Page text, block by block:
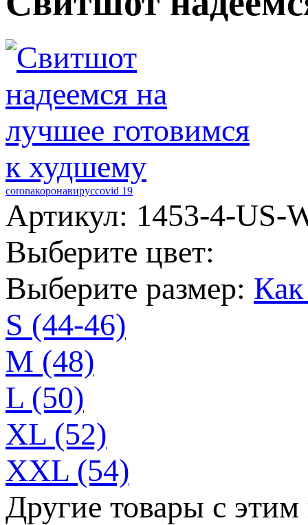
coronaкоронавирусcovid 19
Артикул: 1453-4-US-
Выберите цвет:
Выберите размер:
S (44-46)
M (48)
L (50)
XL (52)
XXL (54)
Другие товары с